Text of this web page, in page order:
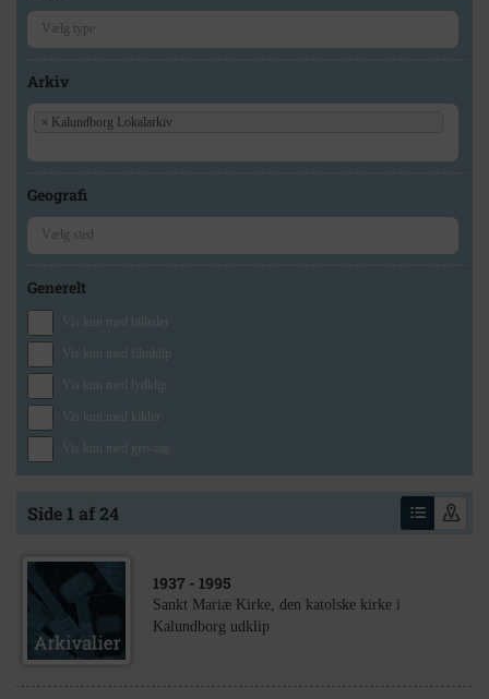
Arkiv
× Kalundborg Lokalarkiv
Geografi
Generelt
Vis kun med billeder
Vis kun med filmklip
Vis kun med lydklip
Vis kun med kilder
Vis kun med geo-tag
Side 1 af 24
1937 - 1995
Sankt Mariæ Kirke, den katolske kirke i
Kalundborg udklip